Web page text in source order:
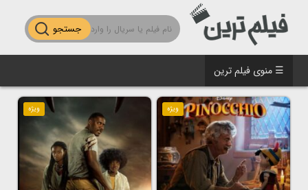
جستجو
☰ منوی فیلم ترین
ویژه ویژه